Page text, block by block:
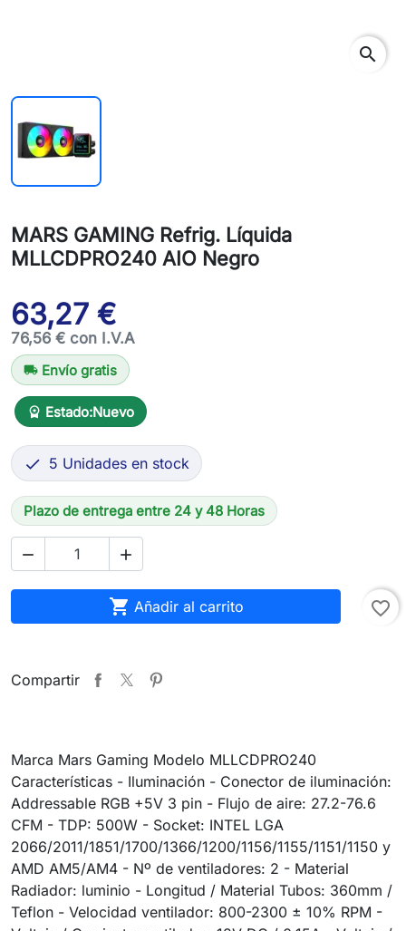
search
MARS GAMING Refrig. Líquida
MLLCDPRO240 AIO Negro
63,27 €
76,56 € con I.V.A
local_shipping Envío gratis
workspace_premium Estado:Nuevo
 5 Unidades en stock
Plazo de entrega entre 24 y 48 Horas
 
 Añadir al carrito favorite_border
Compartir
Marca Mars Gaming Modelo MLLCDPRO240
Características - Iluminación - Conector de iluminación:
Addressable RGB +5V 3 pin - Flujo de aire: 27.2-76.6
CFM - TDP: 500W - Socket: INTEL LGA
2066/2011/1851/1700/1366/1200/1156/1155/1151/1150 y
AMD AM5/AM4 - Nº de ventiladores: 2 - Material
Radiador: luminio - Longitud / Material Tubos: 360mm /
Teflon - Velocidad ventilador: 800-2300 ± 10% RPM -